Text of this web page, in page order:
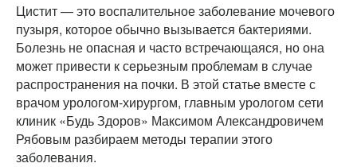
Цистит — это воспалительное заболевание мочевого
пузыря, которое обычно вызывается бактериями.
Болезнь не опасная и часто встречающаяся, но она
может привести к серьезным проблемам в случае
распространения на почки. В этой статье вместе с
врачом урологом-хирургом, главным урологом сети
клиник «Будь Здоров» Максимом Александровичем
Рябовым разбираем методы терапии этого
заболевания.